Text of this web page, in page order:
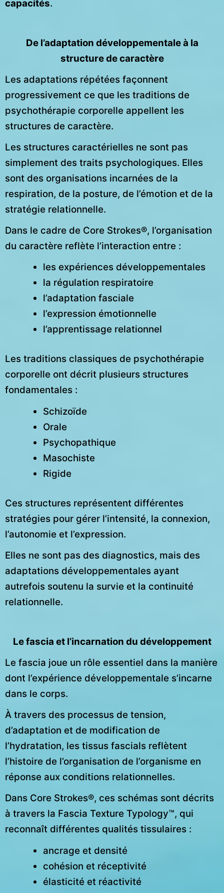
capacités.
De l’adaptation développementale à la
structure de caractère
Les adaptations répétées façonnent
progressivement ce que les traditions de
psychothérapie corporelle appellent les
structures de caractère.
Les structures caractérielles ne sont pas
simplement des traits psychologiques. Elles
sont des organisations incarnées de la
respiration, de la posture, de l’émotion et de la
stratégie relationnelle.
Dans le cadre de Core Strokes®, l’organisation
du caractère reflète l’interaction entre :
les expériences développementales
la régulation respiratoire
l’adaptation fasciale
l’expression émotionnelle
l’apprentissage relationnel
Les traditions classiques de psychothérapie
corporelle ont décrit plusieurs structures
fondamentales :
Schizoïde
Orale
Psychopathique
Masochiste
Rigide
Ces structures représentent différentes
stratégies pour gérer l’intensité, la connexion,
l’autonomie et l’expression.
Elles ne sont pas des diagnostics, mais des
adaptations développementales ayant
autrefois soutenu la survie et la continuité
relationnelle.
Le fascia et l’incarnation du développement
Le fascia joue un rôle essentiel dans la manière
dont l’expérience développementale s’incarne
dans le corps.
À travers des processus de tension,
d’adaptation et de modification de
l’hydratation, les tissus fascials reflètent
l’histoire de l’organisation de l’organisme en
réponse aux conditions relationnelles.
Dans Core Strokes®, ces schémas sont décrits
à travers la Fascia Texture Typology™, qui
reconnaît différentes qualités tissulaires :
ancrage et densité
cohésion et réceptivité
élasticité et réactivité